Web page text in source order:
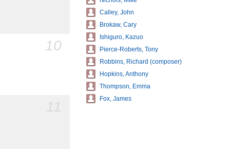
10
Calley, John
Brokaw, Cary
Ishiguro, Kazuo
Pierce-Roberts, Tony
Robbins, Richard (composer)
Hopkins, Anthony
Thompson, Emma
Fox, James